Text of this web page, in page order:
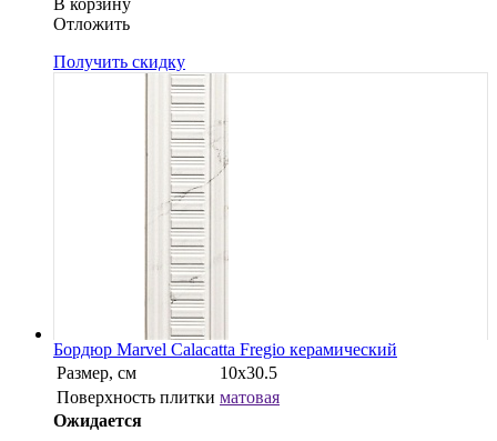
В корзину
Oтложить
Получить скидку
Бордюр Marvel Calacatta Fregio керамический
Размер, см
10x30.5
Поверхность плитки матовая
Ожидается